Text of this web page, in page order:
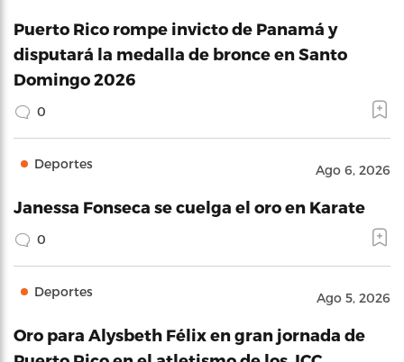
Puerto Rico rompe invicto de Panamá y
disputará la medalla de bronce en Santo
Domingo 2026
0
Deportes Ago 6, 2026
Janessa Fonseca se cuelga el oro en Karate
0
Deportes Ago 5, 2026
Oro para Alysbeth Félix en gran jornada de